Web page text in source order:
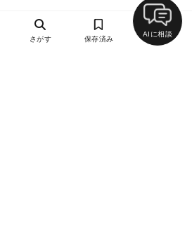
さがす 保存済み
AIに相談